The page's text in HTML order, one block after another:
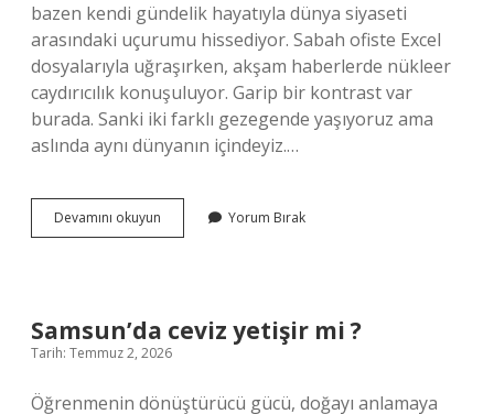
bazen kendi gündelik hayatıyla dünya siyaseti
arasındaki uçurumu hissediyor. Sabah ofiste Excel
dosyalarıyla uğraşırken, akşam haberlerde nükleer
caydırıcılık konuşuluyor. Garip bir kontrast var
burada. Sanki iki farklı gezegende yaşıyoruz ama
aslında aynı dünyanın içindeyiz.…
Devamını okuyun
ülkeler
?
Yorum Bırak
Samsun’da ceviz yetişir mi ?
Tarih: Temmuz 2, 2026
Öğrenmenin dönüştürücü gücü, doğayı anlamaya